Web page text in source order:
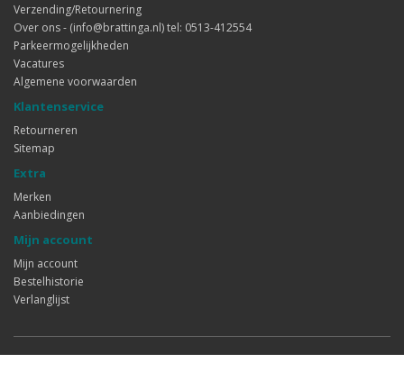
Verzending/Retournering
Over ons - (info@brattinga.nl) tel: 0513-412554
Parkeermogelijkheden
Vacatures
Algemene voorwaarden
Klantenservice
Retourneren
Sitemap
Extra
Merken
Aanbiedingen
Mijn account
Mijn account
Bestelhistorie
Verlanglijst